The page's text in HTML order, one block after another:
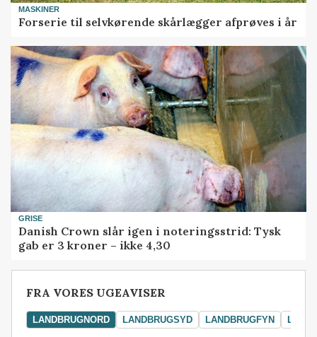
MASKINER
Forserie til selvkørende skårlægger afprøves i år
GRISE
Danish Crown slår igen i noteringsstrid: Tysk
gab er 3 kroner – ikke 4,30
FRA VORES UGEAVISER
LANDBRUGNORD LANDBRUGSYD LANDBRUGFYN